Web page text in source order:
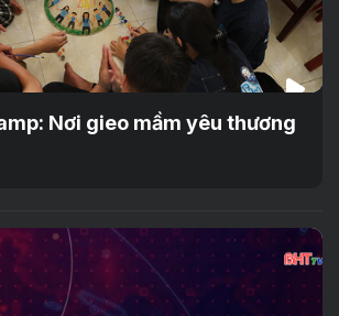
Nơi gieo mầm yêu thương